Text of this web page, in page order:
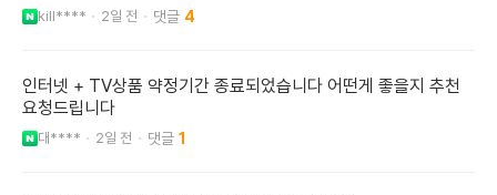
kill**** 2일 전 4
인터넷 + TV상품 약정기간 종료되었습니다 어떤게 좋을지 추천
요청드립니다
대**** 2일 전 1